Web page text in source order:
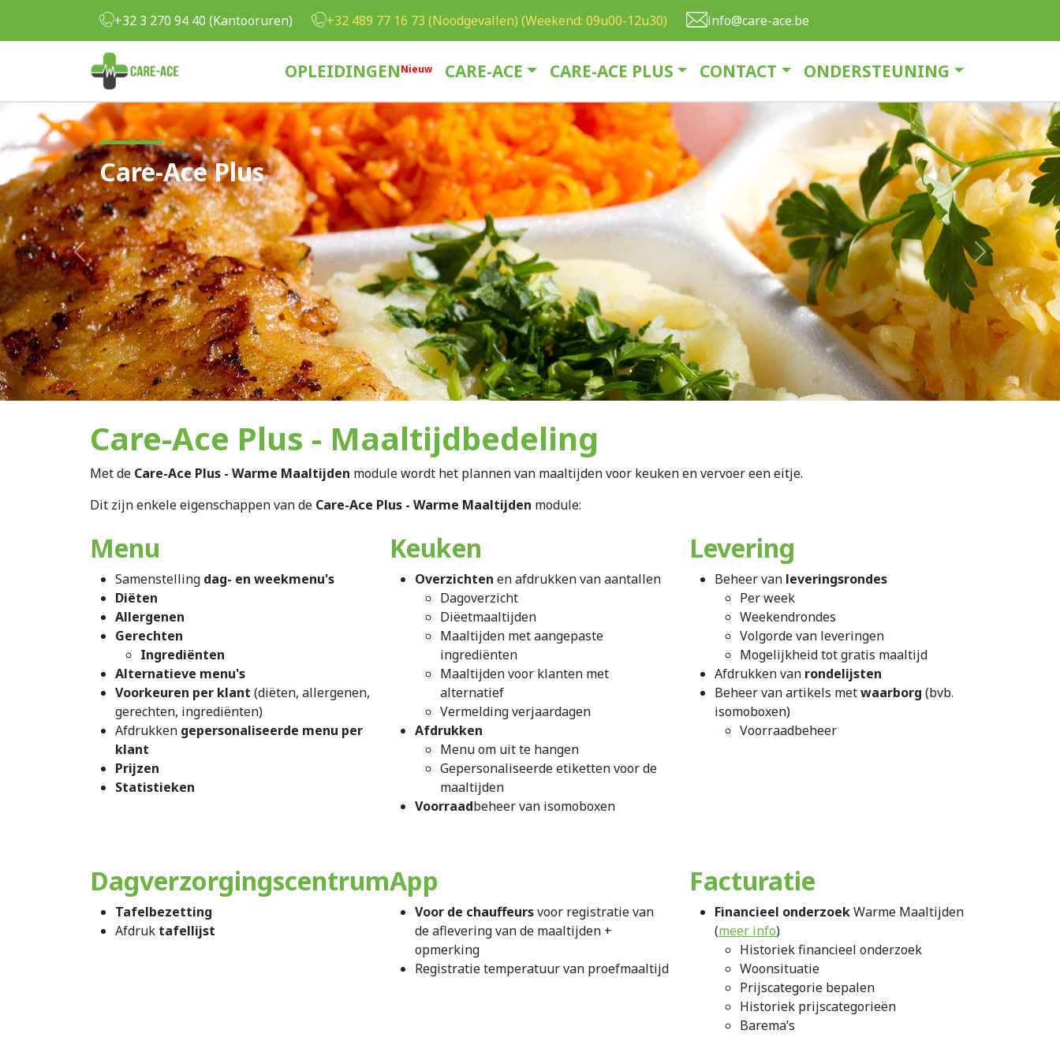
Overslaan en naar de inhoud gaan
+32 3 270 94 40 (Kantooruren) +32 489 77 16 73 (Noodgevallen) (Weekend: 09u00-12u30) info@care-ace.be
OPLEIDINGENNieuw CARE-ACE CARE-ACE PLUS CONTACT ONDERSTEUNING
Care-Ace Plus
Previous Next
Care-Ace Plus - Maaltijdbedeling
Met de Care-Ace Plus - Warme Maaltijden module wordt het plannen van maaltijden voor keuken en vervoer een eitje.
Dit zijn enkele eigenschappen van de Care-Ace Plus - Warme Maaltijden module:
Menu
Samenstelling dag- en weekmenu's
Diëten
Allergenen
Gerechten
Ingrediënten
Alternatieve menu's
Voorkeuren per klant (diëten, allergenen,
gerechten, ingrediënten)
Afdrukken gepersonaliseerde menu per
klant
Prijzen
Statistieken
Keuken
Overzichten en afdrukken van aantallen
Dagoverzicht
Diëetmaaltijden
Maaltijden met aangepaste
ingrediënten
Maaltijden voor klanten met
alternatief
Vermelding verjaardagen
Afdrukken
Menu om uit te hangen
Gepersonaliseerde etiketten voor de
maaltijden
Voorraadbeheer van isomoboxen
Levering
Beheer van leveringsrondes
Per week
Weekendrondes
Volgorde van leveringen
Mogelijkheid tot gratis maaltijd
Afdrukken van rondelijsten
Beheer van artikels metwaarborg (bvb.
isomoboxen)
Voorraadbeheer
Dagverzorgingscentrum
Tafelbezetting
Afdruk tafellijst
App
Voor de chauffeursvoor registratie van
de aflevering van de maaltijden +
opmerking
Registratie temperatuur van proefmaaltijd
Facturatie
Financieel onderzoekWarme Maaltijden
(meer info)
Historiek financieel onderzoek
Woonsituatie
Prijscategorie bepalen
Historiek prijscategorieën
Barema’s